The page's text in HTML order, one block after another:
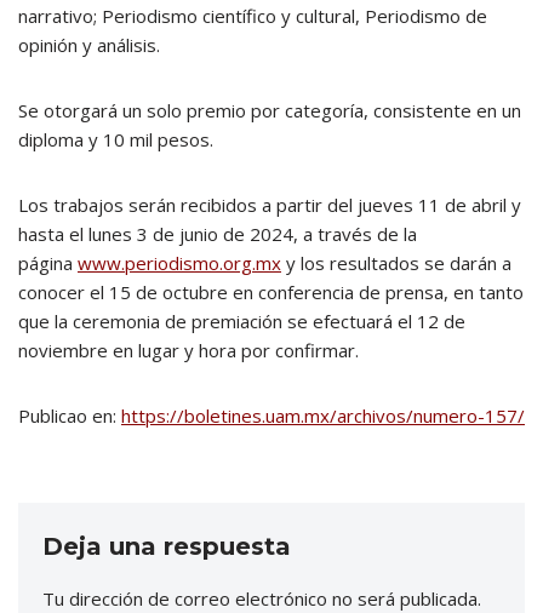
narrativo; Periodismo científico y cultural, Periodismo de
opinión y análisis.
Se otorgará un solo premio por categoría, consistente en un
diploma y 10 mil pesos.
Los trabajos serán recibidos a partir del jueves 11 de abril y
hasta el lunes 3 de junio de 2024, a través de la
página www.periodismo.org.mx y los resultados se darán a
conocer el 15 de octubre en conferencia de prensa, en tanto
que la ceremonia de premiación se efectuará el 12 de
noviembre en lugar y hora por confirmar.
Publicao en: https://boletines.uam.mx/archivos/numero-157/
Deja una respuesta
Tu dirección de correo electrónico no será publicada.